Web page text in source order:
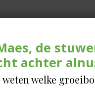
de
achter
weten welke